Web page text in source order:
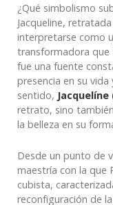
¿Qué simbolismo
Jacqueline,
interpretarse como
transformadora que
fue una fuente
presencia en su vida
sentido,
retrato, sino
la belleza en su
Desde un punto de
maestría con la que
cubista,
reconfiguración de